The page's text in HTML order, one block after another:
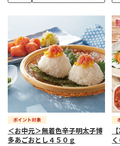
＜お中元＞無着色辛子明太子博
多あごおとし４５０ｇ